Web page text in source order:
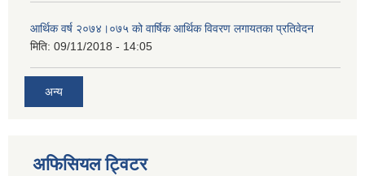
आर्थिक वर्ष २०७४।०७५ को वार्षिक आर्थिक विवरण लगायतका प्रतिवेदन
मिति: 09/11/2018 - 14:05
अन्य
अफिसियल ट्विटर